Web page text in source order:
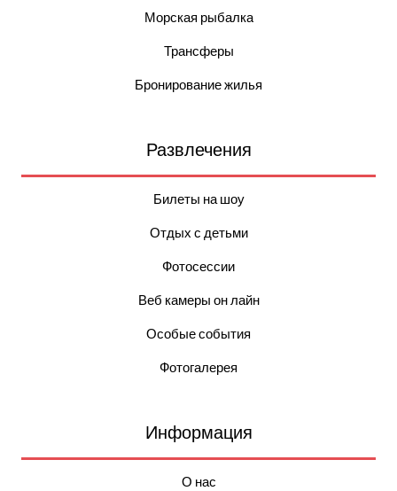
Морская рыбалка
Трансферы
Бронирование жилья
Развлечения
Билеты на шоу
Отдых с детьми
Фотосессии
Веб камеры он лайн
Особые события
Фотогалерея
Информация
О нас